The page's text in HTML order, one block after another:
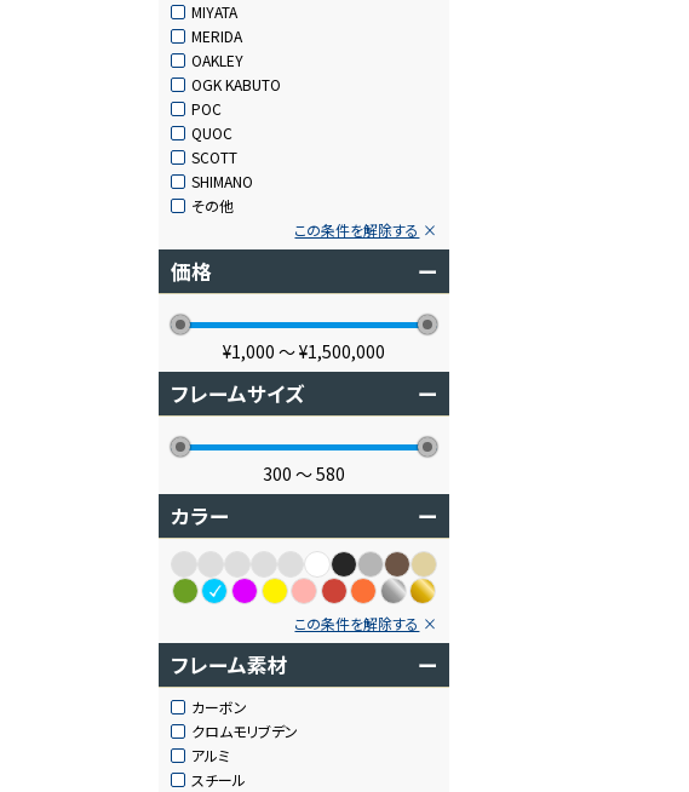
MIYATA
MERIDA
OAKLEY
OGK KABUTO
POC
QUOC
SCOTT
SHIMANO
その他
この条件を解除する
価格 ー
¥1,000 〜¥1,500,000
フレームサイズ ー
300 〜580
カラー ー
この条件を解除する
フレーム素材 ー
カーボン
クロムモリブデン
アルミ
スチール